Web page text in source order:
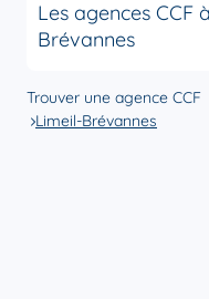
Les agences CCF
Brévannes
Trouver une agence CCF
Limeil-Brévannes